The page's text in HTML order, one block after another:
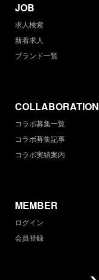
JOB
求人検索
新着求人
ブランド一覧
COLLABORATION
コラボ募集一覧
コラボ募集記事
コラボ実績案内
MEMBER
ログイン
会員登録